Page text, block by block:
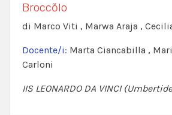
Broccŏlo
di Marco Viti , Marwa Araja ,
Docente/i: Marta Ciancabilla ,
Carloni
IIS LEONARDO DA VINCI